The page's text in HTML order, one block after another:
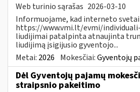
Web turinio sąrašas 2026-03-10
Informuojame, kad interneto
https://www.vmi.lt/evmi/
liudijimai patalpinta atnaujinta
liudijimą įsigijusio gyventojo...
Metai: 2026 Mokesčiai:Gyventojų
Dėl Gyventojų pajamų
straipsnio pakeitimo